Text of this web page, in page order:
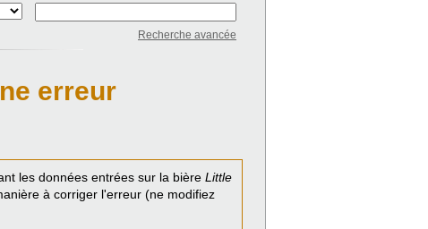
Recherche avancée
erreur
les données entrées sur la bière Little
à corriger l'erreur (ne modifiez